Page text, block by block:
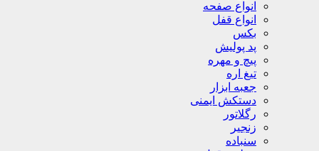
انواع صفحه
انواع قفل
بکس
پد پولیش
پیچ و مهره
تیغ اره
جعبه ابزار
دستکش ایمنی
رگلاتور
زنجیر
سنباده